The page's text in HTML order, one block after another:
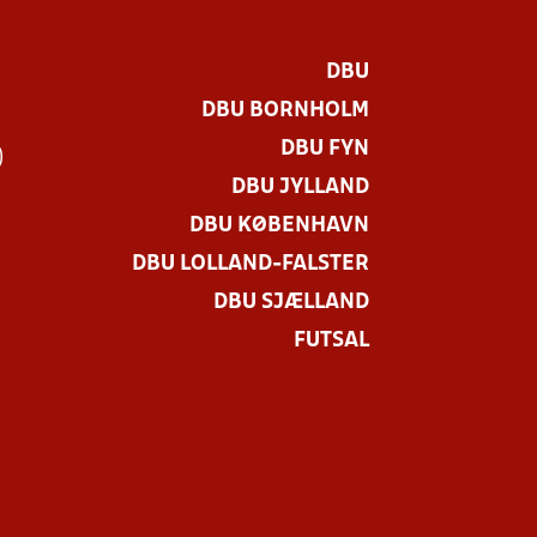
DBU
DBU BORNHOLM
DBU FYN
DBU JYLLAND
DBU KØBENHAVN
DBU LOLLAND-FALSTER
DBU SJÆLLAND
FUTSAL